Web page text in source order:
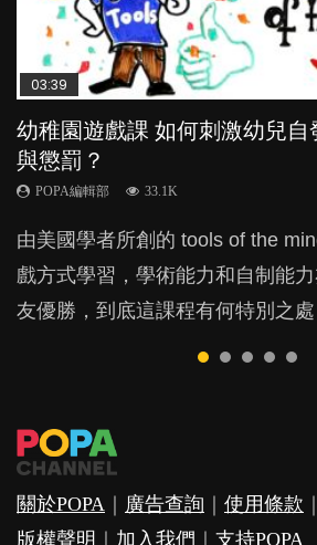
03:39
幼稚園遊戲課 如何刺激幼兒自
與懲罰？
POPA編輯部 33.1K
由美國學者所創的 tools of the
戲方式學習，學術能力和自制能
友優勝，到底這課程有何特別之
04:59
幼兒playgroup真係玩耍中學習
月大前上堂不見效果
POPA編輯部 47.1K
現今小朋友的起跑線，愈推愈前
的統計數字，但粗略估算，香港
期教育中心，但孩子是否愈早上
04:06
全職好？在職好？｜全職媽媽
力與價值
POPA編輯部 25.8K
許多媽媽心底可能都有一刻掙扎
是在職好。雖說每個家庭都有自
因素，但原來全職和在職媽媽所養
03:02
老公患產後憂鬱症對BB的影響
POPA編輯部
鬱，影響日常生活，嚴重的甚至
朋友的念頭。但為何爸爸患上產
覺？...
04:18
凡事以BB為中心，就係好爸媽
的身心虛耗
POPA編輯部 31.5K
父母日夜無間、身心俱疲地照顧
教養？部份父母更會為了小朋友
少出席朋友聚會等等，你以為會換
關於POPA 廣告查詢 使用條款
版權聲明
加入我們 支持POPA